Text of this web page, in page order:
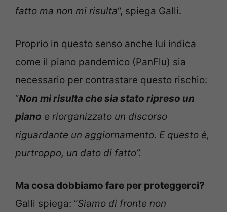
fatto ma non mi risulta“, spiega Galli.
Proprio in questo senso anche lui indica
come il piano pandemico (PanFlu) sia
necessario per contrastare questo rischio:
“Non mi risulta che sia stato ripreso un
piano e riorganizzato un discorso
riguardante un aggiornamento. E questo è,
purtroppo, un dato di fatto”.
Ma cosa dobbiamo fare per proteggerci?
Galli spiega: “Siamo di fronte non